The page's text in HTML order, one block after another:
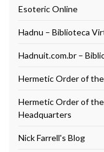
Esoteric Online
Hadnu – Biblioteca
Hadnuit.com.br –
Hermetic Order of
Hermetic Order of
Headquarters
Nick Farrell's Blog